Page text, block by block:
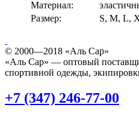
Материал:
Размер:
S, M, L,
© 2000—2018 «Аль Сар»
«Аль Сар» — оптовый
спортивной одежды,
+7 (347) 246-77-00